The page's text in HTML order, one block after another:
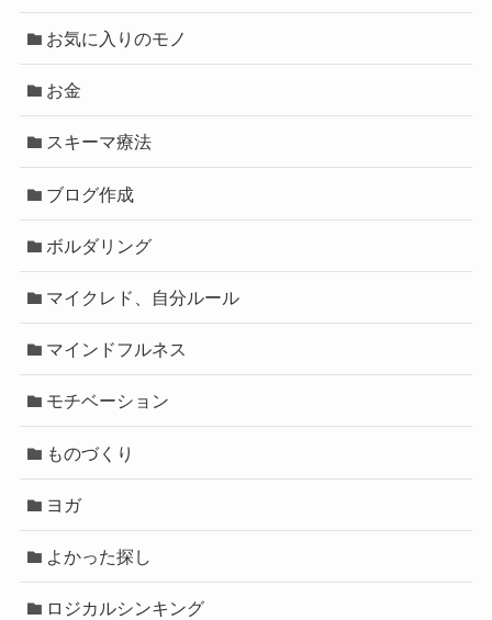
お気に入りのモノ
お金
スキーマ療法
ブログ作成
ボルダリング
マイクレド、自分ルール
マインドフルネス
モチベーション
ものづくり
ヨガ
よかった探し
ロジカルシンキング